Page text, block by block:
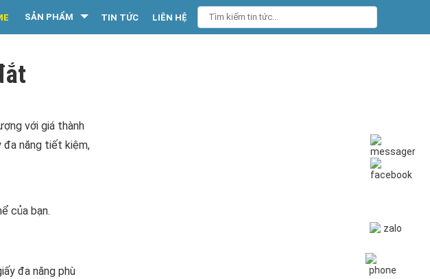
SẢN PHẨM TIN TỨC LIÊN HỆ
với giá thành
đa năng tiết kiệm,
của bạn.
đa năng phù